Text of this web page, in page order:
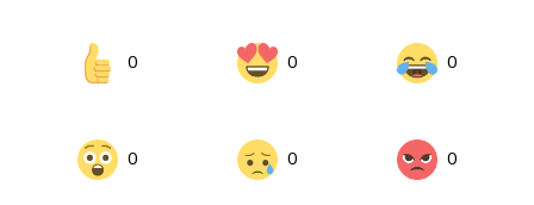
0 0 0
0 0 0